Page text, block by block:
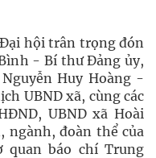
hội trân trọng đón
- Bí thư Đảng ủy,
Huy Hoàng -
UBND xã, cùng các
UBND xã Hoài
ngành, đoàn thể của
quan báo chí Trung